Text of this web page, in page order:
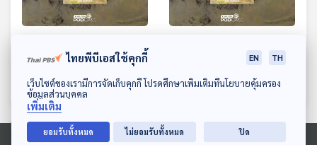
ดาวน์โหลด Thai PBS Podcast Application
คนสุดท้าย
ห้องสมุดหลังไมค์ ห้องสมุดหลังไมค์
ตอนที่เกี่ยวข้อง
ไทยพีบีเอสใช้คุกกี้ EN TH
เว็บไซต์ของเรามีการจัดเก็บคุกกี้ โปรดศึกษาเพิ่มเติมที่นโยบายคุ้มครอง
ข้อมูลส่วนบุคคล
เพิ่มเติม
ยอมรับทั้งหมด ไม่ยอมรับทั้งหมด ปิด